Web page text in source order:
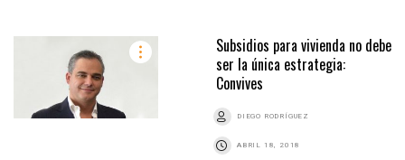
Subsidios para vivienda no debe
ser la única estrategia:
Convives
DIEGO RODRÍGUEZ
ABRIL 18, 2018